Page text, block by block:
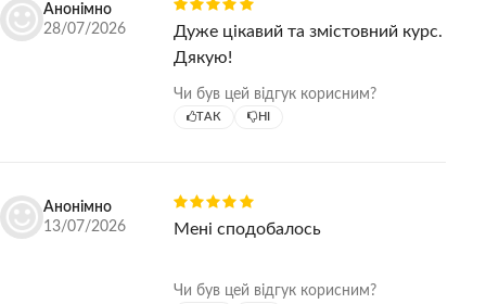
Дякую
Анонімно
28/07/2026
Дуже цікавий та змістовний курс.
Дякую!
Чи був цей відгук корисним?
ТАК НІ
Анонімно
13/07/2026
Мені сподобалось
Чи був цей відгук корисним?